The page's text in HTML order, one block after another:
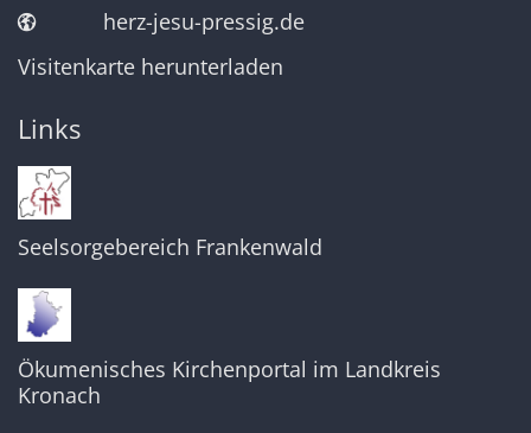
herz-jesu-pressig.de
Visitenkarte herunterladen
Links
Seelsorgebereich Frankenwald
Ökumenisches Kirchenportal im Landkreis
Kronach